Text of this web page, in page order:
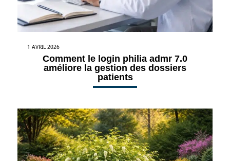
1 AVRIL 2026
Comment le login philia admr 7.0
améliore la gestion des dossiers
patients